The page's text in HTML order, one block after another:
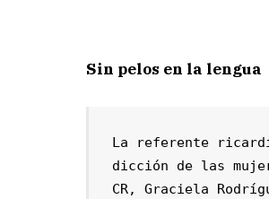
Sin pelos en la lengua
La referente
dicción de las
CR, Graciela